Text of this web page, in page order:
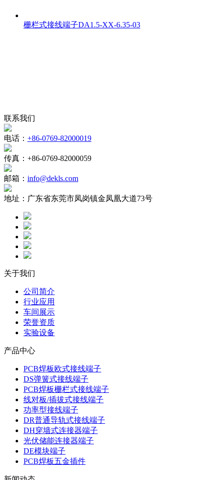
栅栏式接线端子DA1.5-XX-6.35-03
联系我们
电话： +86-0769-82000019
传真： +86-0769-82000059
邮箱： info@dekls.com
地址： 广东省东莞市凤岗镇金凤凰大道73号
关于我们
公司简介
行业应用
车间展示
荣誉资质
实验设备
产品中心
PCB焊板欧式接线端子
DS弹簧式接线端子
PCB焊板栅栏式接线端子
线对板/插拔式接线端子
功率型接线端子
DR普通导轨式接线端子
DH穿墙式连接器端子
光伏储能连接器端子
DE模块端子
PCB焊板五金插件